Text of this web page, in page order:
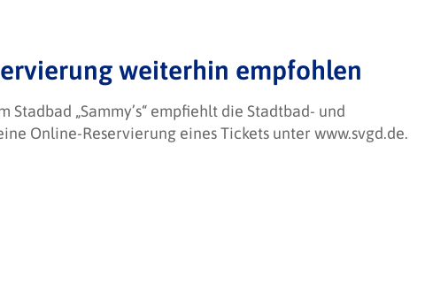
weiterhin empfohlen
„Sammy’s“ empfiehlt die Stadtbad- und
Online-Reservierung eines Tickets unter www.svgd.de.